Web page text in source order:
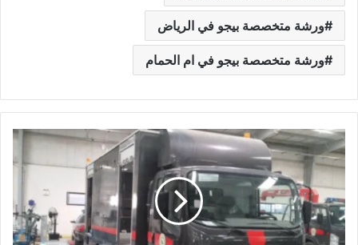
ورشة متخصصة بيجو في الرياض
ورشة متخصصة بيجو في ام الحمام
و
ر
ش
ة
م
ت